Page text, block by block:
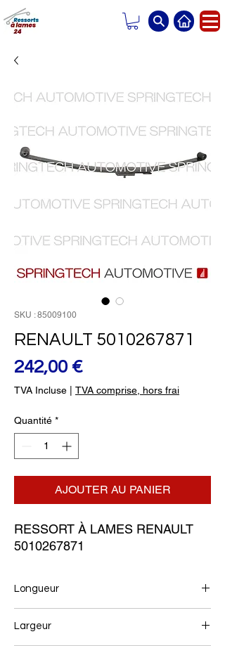
SKU : 85009100
RENAULT 5010267871
242,00 €Prix
TVA Incluse TVA comprise, hors frai
Quantité *
AJOUTER AU PANIER
RESSORT À LAMES RENAULT
5010267871
Longueur
Largeur